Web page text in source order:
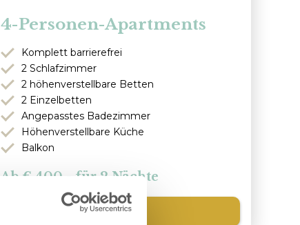
4-Personen-Apartments
Komplett barrierefrei
2 Schlafzimmer
2 höhenverstellbare Betten
2 Einzelbetten
Angepasstes Badezimmer
Höhenverstellbare Küche
Balkon
400,- für 2 Nächte
Weitere Informationen